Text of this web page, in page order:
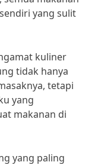
yang sulit
kuliner
tidak hanya
tetapi
yang
makanan di
yang paling